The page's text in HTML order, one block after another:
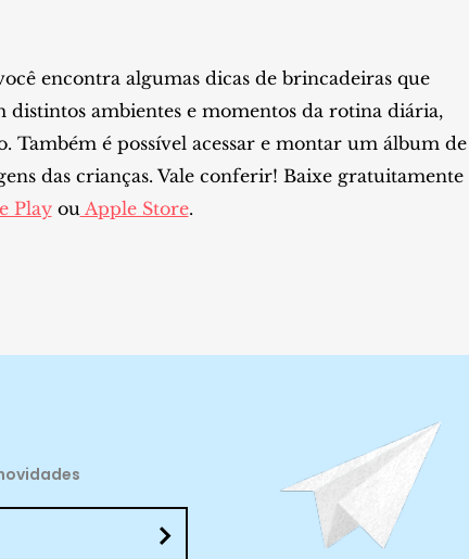
encontra algumas dicas de brincadeiras que
distintos ambientes e momentos da rotina diária,
Também é possível acessar e montar um álbum de
das crianças. Vale conferir! Baixe gratuitamente
PlayouApple Store.